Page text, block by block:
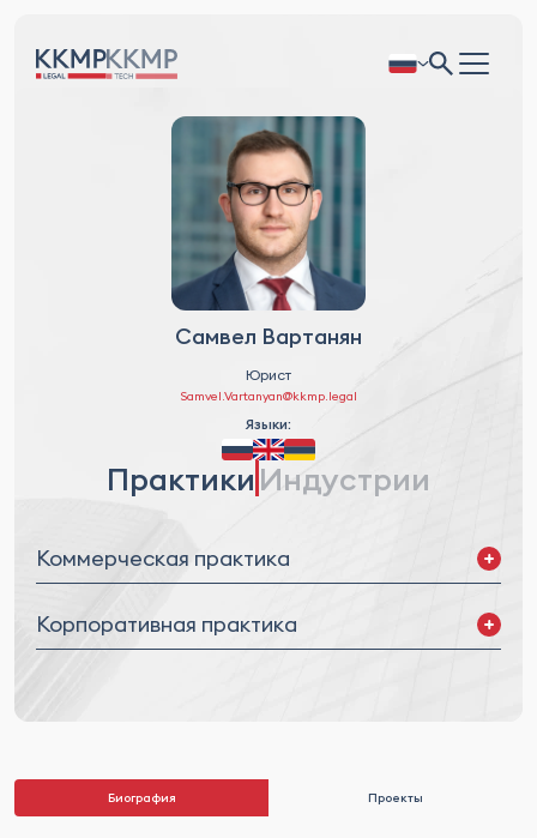
Самвел Вартанян
Юрист
Samvel.Vartanyan@kkmp.legal
Языки:
Практики Индустрии
Коммерческая практика
Коммерческие и сервисные договоры
Корпоративная практика
Биография Проекты